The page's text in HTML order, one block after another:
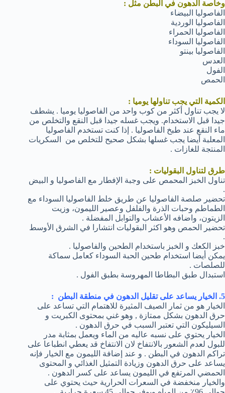
وخاصة الدهون في البطن مثل :
الفاصوليا البيضاء
الفاصوليا الوردية
الفاصوليا الحمراء
الفاصوليا السوداء
الفاصوليا بينتو
العدس
الفول
الحمص
الكمية التي يجب تناولها يوميا :
لا يجب تناول أكثر من كوب واحد من الفاصوليا يوميا . يشطف
جيدا قبل الاستخدام. ويجب غسله جيدا قبل النقع والتخلص من
ماء النقع عند طبخ الفاصوليا . إذا كنت تستخدم الفاصوليا
المعلبة أيضا يجب غسلها بشكل صحيح للتخلص من السكريات
المنتجة للغازات .
طرق لتناول البقوليات :
تناول الخبز المحمص على وجبة الإفطار مع الفاصوليا و البيض
.
تحضير صلصة الفاصوليا عن طريق خلط الفاصوليا السوداء مع
الطماطم وحبات الذرة والفلفل وعصير الليمون، وزيت
الزيتون، واضافه الأعشاب والتوابل المفضلة .
تحضير الحمص وهو اكثر البقوليات انتشارا في الشرق الأوسط
.
خبز الكعك و الخبز باستخدام الطحين والفاصوليا .
يمكن أيضا استخدام طحين الحبة السوداء كعامل سماكة
للصلصات .
استبدال طبق البطاطا المهروسة بطبق الفول .
5. الخيار يساعد على تقليل الدهون في منطقة البطن :
الخيار هو من ثمار الصيف المثيرة للاهتمام التي تساعد على
حرق الدهون بشكل ممتازة , وهو غني بمحتوى الكبريت و
السيليكون التي تعتبر السبب في حرق الدهون .
الخيار يحتوي على نسبه عاليه من الماء ويعمل بمثابة مدر
للبول لعدم الشعور بالانتفاخ لان الانتفاخ قد يعطي انطباعا على
تراكم الدهون في البطن . و عند إضافة الليمون مع الخيار فإنه
يساعد على حرق الدهون وزيادة التمثيل الغذائي و المحتوى
الحمضي المرتفع في الليمون يساعد على كسر الدهون .
والخيار منخفضة في السعرات الحرارية حيث يحتوي على